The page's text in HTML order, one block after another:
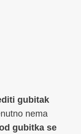
gubitak
nema
gubitka se